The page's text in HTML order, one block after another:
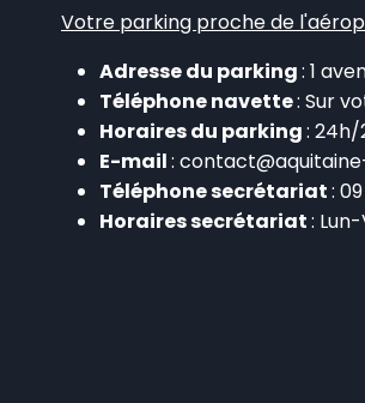
Votre parking proche de
Adresse du parking: 1
Téléphone navette: Sur
Horaires du parking:
E-mail:
Téléphone secrétariat:
Horaires secrétariat: